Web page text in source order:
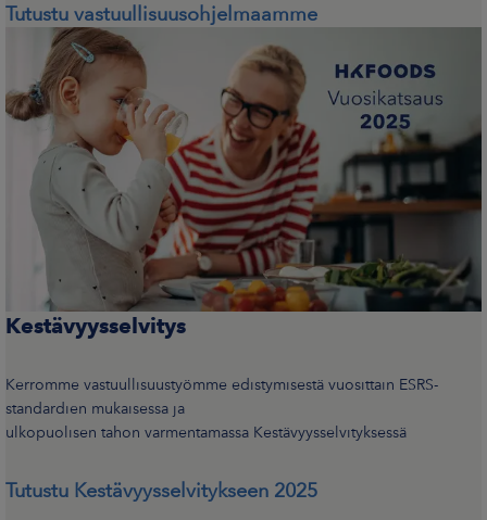
Tutustu vastuullisuusohjelmaamme
Kestävyysselvitys
Kerromme vastuullisuustyömme edistymisestä vuosittain ESRS-
standardien mukaisessa ja
ulkopuolisen tahon varmentamassa Kestävyysselvityksessä
Tutustu Kestävyysselvitykseen 2025